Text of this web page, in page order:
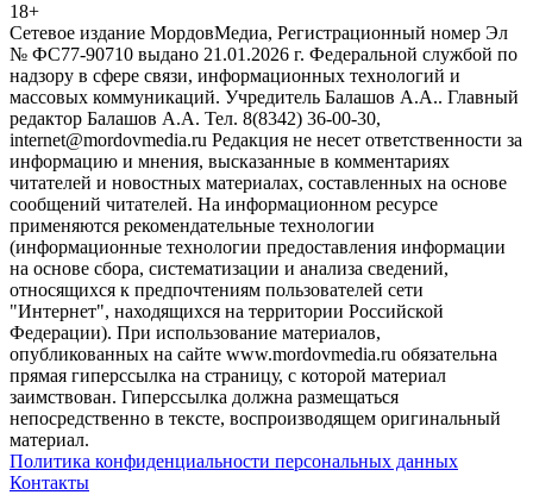
18+
Сетевое издание МордовМедиа, Регистрационный номер Эл
№ ФС77-90710 выдано 21.01.2026 г. Федеральной службой по
надзору в сфере связи, информационных технологий и
массовых коммуникаций. Учредитель Балашов А.А.. Главный
редактор Балашов А.А. Тел. 8(8342) 36-00-30,
internet@mordovmedia.ru Редакция не несет ответственности за
информацию и мнения, высказанные в комментариях
читателей и новостных материалах, составленных на основе
сообщений читателей. На информационном ресурсе
применяются рекомендательные технологии
(информационные технологии предоставления информации
на основе сбора, систематизации и анализа сведений,
относящихся к предпочтениям пользователей сети
"Интернет", находящихся на территории Российской
Федерации). При использование материалов,
опубликованных на сайте www.mordovmedia.ru обязательна
прямая гиперссылка на страницу, с которой материал
заимствован. Гиперссылка должна размещаться
непосредственно в тексте, воспроизводящем оригинальный
материал.
Политика конфиденциальности персональных данных
Контакты